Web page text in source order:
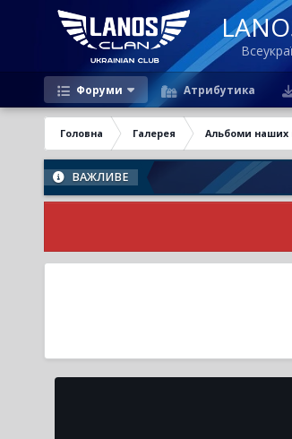
Форуми Атрибутика
Головна Галерея Альбоми наших
ВАЖЛИВЕ